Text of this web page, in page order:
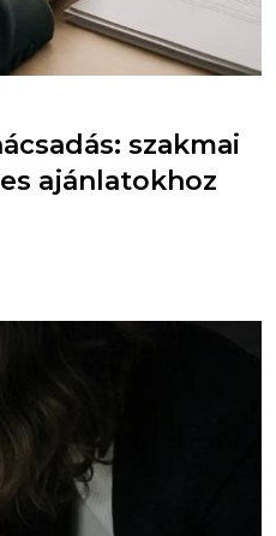
szakmai
ajánlatokhoz